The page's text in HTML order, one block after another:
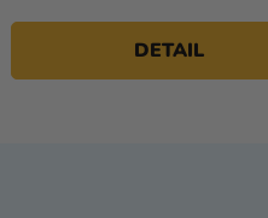
DETAIL